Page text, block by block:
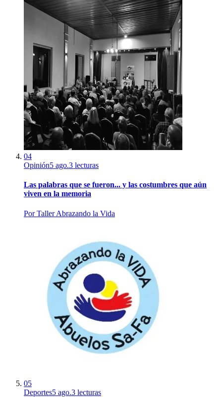
04
Opinión5 ago.3 lecturas
Las palabras que se fueron... y las costumbres que aún
viven en la memoria
PorTaller Abrazando la Vida
05
Deportes5 ago.3 lecturas